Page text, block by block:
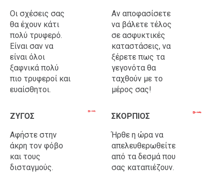
Οι σχέσεις σας
θα έχουν κάτι
πολύ τρυφερό.
Είναι σαν να
είναι όλοι
ξαφνικά πολύ
πιο τρυφεροί και
ευαίσθητοι.
Αν αποφασίσετε
να βάλετε τέλος
σε ασφυκτικές
καταστάσεις, να
ξέρετε πως τα
γεγονότα θα
ταχθούν με το
μέρος σας!
ΖΥΓΟΣ
Αφήστε στην
άκρη τον φόβο
και τους
δισταγμούς.
ΣΚΟΡΠΙΟΣ
Ήρθε η ώρα να
απελευθερωθείτε
από τα δεσμά που
σας καταπιέζουν.